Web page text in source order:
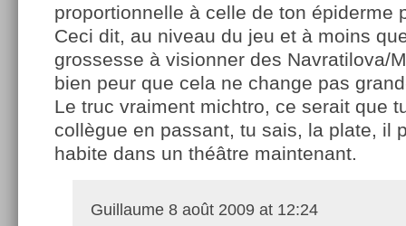
proportionnelle à celle de ton épiderme
Ceci dit, au niveau du jeu et à moins
grossesse à visionner des Navratilova/
bien peur que cela ne change pas
Le truc vraiment michtro, ce serait que
collègue en passant, tu sais, la plate, il
habite dans un théâtre maintenant.
Guillaume 8 août 2009 at 12:24